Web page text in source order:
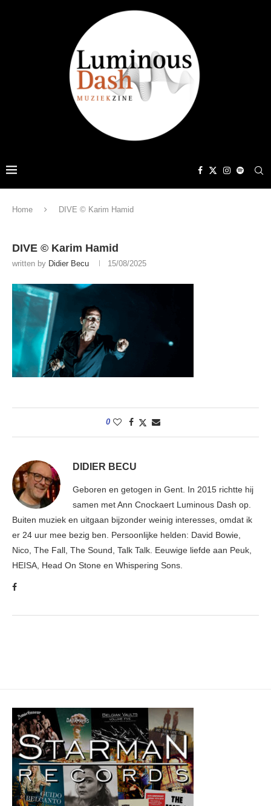
Home DIVE © Karim Hamid
DIVE © Karim Hamid
written by Didier Becu 15/08/2025
0
DIDIER BECU
Geboren en getogen in Gent. In 2015 richtte hij
samen met Ann Cnockaert Luminous Dash op.
Buiten muziek en uitgaan bijzonder weinig interesses, omdat ik
er 24 uur mee bezig ben. Persoonlijke helden: David Bowie,
Nico, The Fall, The Sound, Talk Talk. Eeuwige liefde aan Peuk,
HEISA, Head On Stone en Whispering Sons.